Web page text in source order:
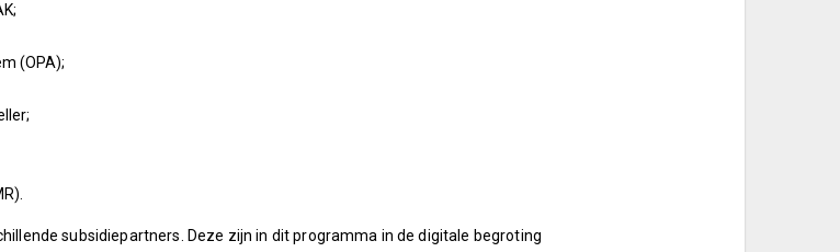
(OPA);
subsidiepartners. Deze zijn in dit programma in de digitale begroting